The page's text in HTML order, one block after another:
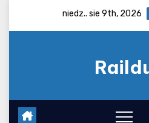
niedz.. sie 9th, 2026